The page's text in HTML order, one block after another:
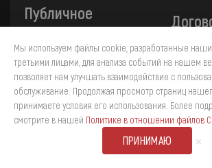
Публичное
соглашение
Производители
Все платежи на сайте защищены
Secure. Прием платежей
«Сбербанк».
Мы используем файлы cookie, разработанные
третьими лицами, для анализа событий на нашем
позволяет нам улучшать взаимодействие с
обслуживание. Продолжая просмотр страниц
принимаете условия его использования. Более
смотрите в нашей Политике в отношении файлов
ПРИНИМАЮ ×